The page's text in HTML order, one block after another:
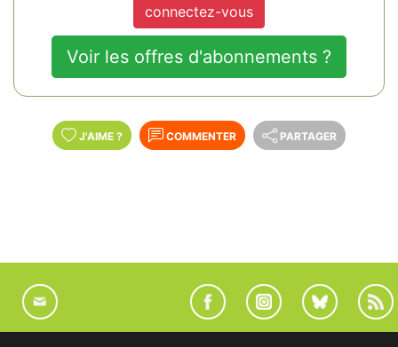
connectez-vous
Voir les offres d'abonnements ?
J'AIME ? COMMENTER PARTAGER